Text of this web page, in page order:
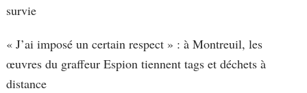
survie
« J’ai imposé un certain respect » : à Montreuil, les
œuvres du graffeur Espion tiennent tags et déchets à
distance